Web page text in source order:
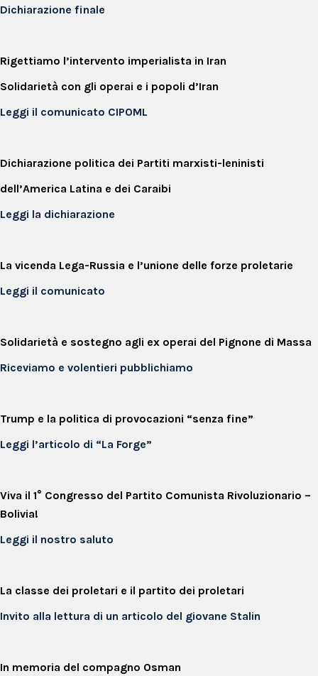
Dichiarazione finale
Rigettiamo l’intervento imperialista in Iran
Solidarietà con gli operai e i popoli d’Iran
Leggi il comunicato CIPOML
Dichiarazione politica dei Partiti marxisti-leninisti
dell’America Latina e dei Caraibi
Leggi la dichiarazione
La vicenda Lega-Russia e l’unione delle forze proletarie
Leggi il comunicato
Solidarietà e sostegno agli ex operai del Pignone di Massa
Riceviamo e volentieri pubblichiamo
Trump e la politica di provocazioni “senza fine”
Leggi l’articolo di “La Forge”
Viva il 1° Congresso del Partito Comunista Rivoluzionario –
Bolivia!
Leggi il nostro saluto
La classe dei proletari e il partito dei proletari
Invito alla lettura di un articolo del giovane Stalin
In memoria del compagno Osman